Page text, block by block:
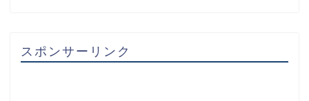
スポンサーリンク